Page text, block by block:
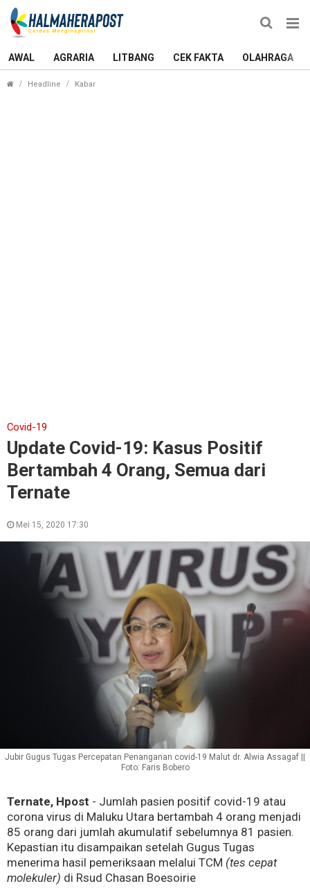
AWAL AGRARIA LITBANG CEK FAKTA OLAHRAGA
Headline Kabar
Covid-19
Update Covid-19: Kasus Positif
Bertambah 4 Orang, Semua dari
Ternate
Mei 15, 2020 17:30
Jubir Gugus Tugas Percepatan Penanganan covid-19 Malut dr. Alwia Assagaf ||
Foto: Faris Bobero
Ternate, Hpost - Jumlah pasien positif covid-19 atau
corona virus di Maluku Utara bertambah 4 orang menjadi
85 orang dari jumlah akumulatif sebelumnya 81 pasien.
Kepastian itu disampaikan setelah Gugus Tugas
menerima hasil pemeriksaan melalui TCM (tes cepat
molekuler) di Rsud Chasan Boesoirie